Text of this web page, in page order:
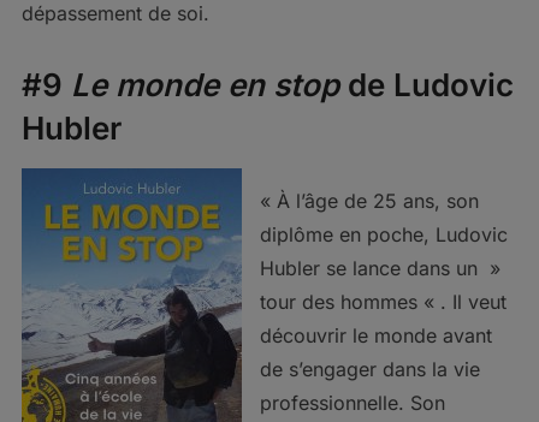
dépassement de soi.
#9 Le monde en stopde Ludovic
Hubler
« À l’âge de 25 ans, son
diplôme en poche, Ludovic
Hubler se lance dans un »
tour des hommes « . Il veut
découvrir le monde avant
de s’engager dans la vie
professionnelle. Son